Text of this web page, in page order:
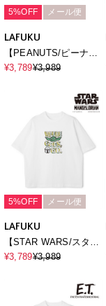
5%OFF メール便
LAFUKU
【PEANUTS/ピーナッ
ツ】SNOOPY/スヌー
ツ / Over Harf Sleeve
T-shirt《UNISEX》
¥3,789¥3,989
5%OFF メール便
LAFUKU
【STAR WARS/スター
ウォーズ】マンダロリ
グー半袖Tシャツ /
Over Harf Sleeve T-
¥3,789¥3,989